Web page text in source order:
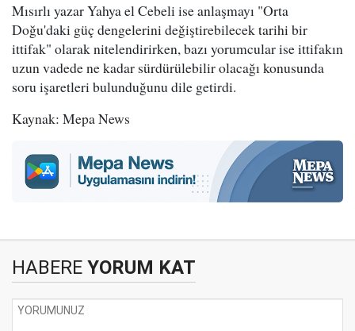
Mısırlı yazar Yahya el Cebeli ise anlaşmayı "Orta
Doğu'daki güç dengelerini değiştirebilecek tarihi bir
ittifak" olarak nitelendirirken, bazı yorumcular ise ittifakın
uzun vadede ne kadar sürdürülebilir olacağı konusunda
soru işaretleri bulunduğunu dile getirdi.
Kaynak: Mepa News
HABERE YORUM KAT